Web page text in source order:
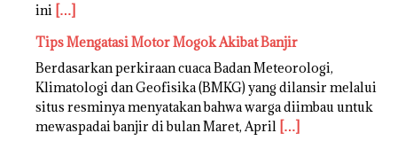
ini […]
Tips Mengatasi Motor Mogok Akibat Banjir
Berdasarkan perkiraan cuaca Badan Meteorologi,
Klimatologi dan Geofisika (BMKG) yang dilansir melalui
situs resminya menyatakan bahwa warga diimbau untuk
mewaspadai banjir di bulan Maret, April […]